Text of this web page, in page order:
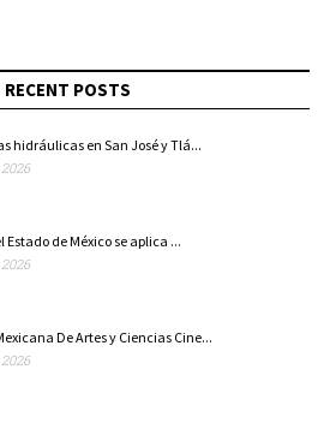
RECENT POSTS
hidráulicas en San José y Tlá...
Estado de México se aplica ...
De Artes y Ciencias Cine...